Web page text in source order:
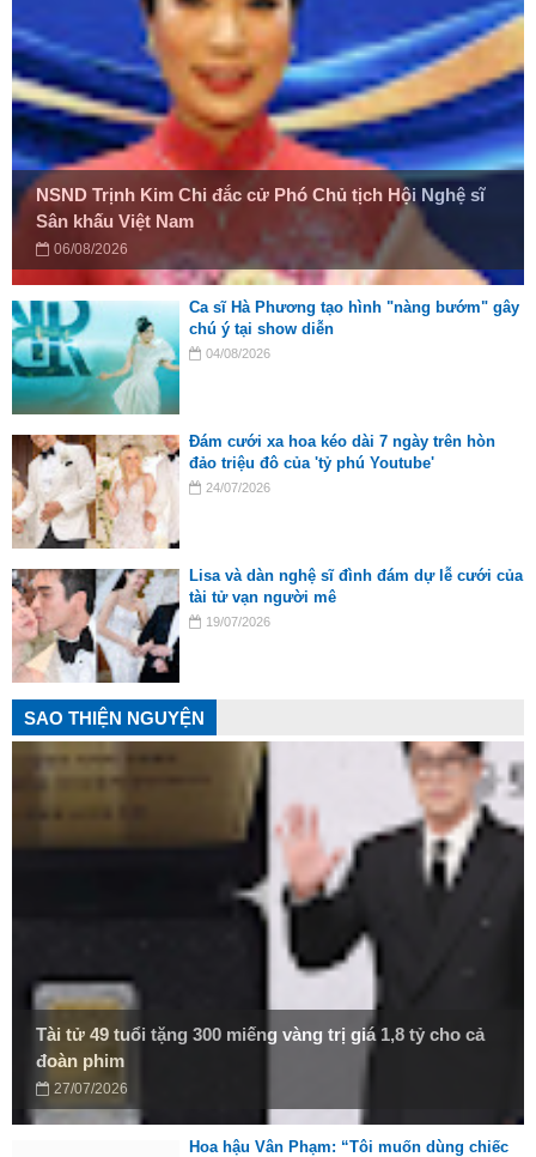
NSND Trịnh Kim Chi đắc cử Phó Chủ tịch Hội Nghệ sĩ
Sân khấu Việt Nam
06/08/2026
Ca sĩ Hà Phương tạo hình "nàng bướm" gây
chú ý tại show diễn
04/08/2026
Đám cưới xa hoa kéo dài 7 ngày trên hòn
đảo triệu đô của 'tỷ phú Youtube'
24/07/2026
Lisa và dàn nghệ sĩ đình đám dự lễ cưới của
tài tử vạn người mê
19/07/2026
SAO THIỆN NGUYỆN
Tài tử 49 tuổi tặng 300 miếng vàng trị giá 1,8 tỷ cho cả
đoàn phim
27/07/2026
Hoa hậu Vân Phạm: “Tôi muốn dùng chiếc